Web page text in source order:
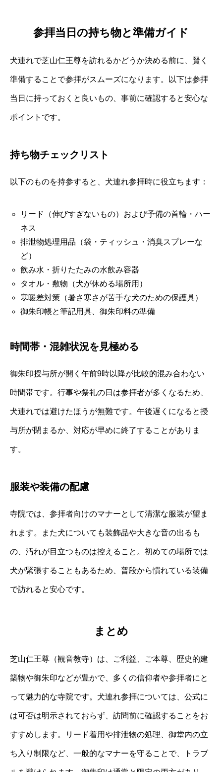
参拝当日の持ち物と準備ガイド
犬連れで芝山仁王尊を訪れるかどうか決める前に、賢く
準備することで参拝がスムーズになります。以下は参拝
当日に持っておくと良いもの、事前に確認すると安心な
ポイントです。
持ち物チェックリスト
以下のものを持参すると、犬連れ参拝時に役立ちます：
リード（伸びすぎないもの）および予備の首輪・ハー
ネス
排泄物処理用品（袋・ティッシュ・消臭スプレーな
ど）
飲み水・折りたたみの水飲み容器
タオル・敷物（犬が休める場所用）
寒暖差対策（暑さ寒さが苦手な犬のための保護具）
御朱印帳と筆記用具、御朱印料の準備
時間帯・混雑状況を見極める
御朱印授与所が開く午前9時以降が比較的混み合わない
時間帯です。行事や祭礼の日は参拝者が多くなるため、
犬連れでは避けたほうが無難です。午後遅くになると授
与所が閉まるか、対応が早めに終了することがありま
す。
服装や装備の配慮
寺院では、参拝者向けのマナーとして清潔な服装が望ま
れます。また犬についても装飾品や大きな音の出るも
の、汚れが目立つものは控えること。初めての場所では
犬が緊張することもあるため、普段から慣れている装備
で訪れると安心です。
まとめ
芝山仁王尊（観音教寺）は、ご利益、ご本尊、歴史的建
築物や御朱印などが豊かで、多くの信仰者や参拝者にと
って魅力的な寺院です。犬連れ参拝については、公式に
は可否は明示されておらず、訪問前に確認することをお
すすめします。リード着用や排泄物の処理、御堂内の立
ち入り制限など、一般的なマナーを守ることで、トラブ